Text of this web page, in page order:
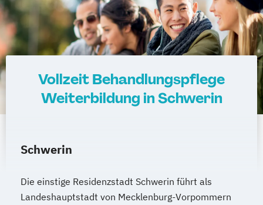
Vollzeit Behandlungspflege
Weiterbildung in Schwerin
Schwerin
Die einstige Residenzstadt Schwerin führt als
Landeshauptstadt von Mecklenburg-Vorpommern